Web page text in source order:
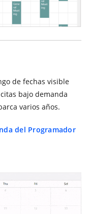
de fechas visible
bajo demanda
varios años.
del Programador